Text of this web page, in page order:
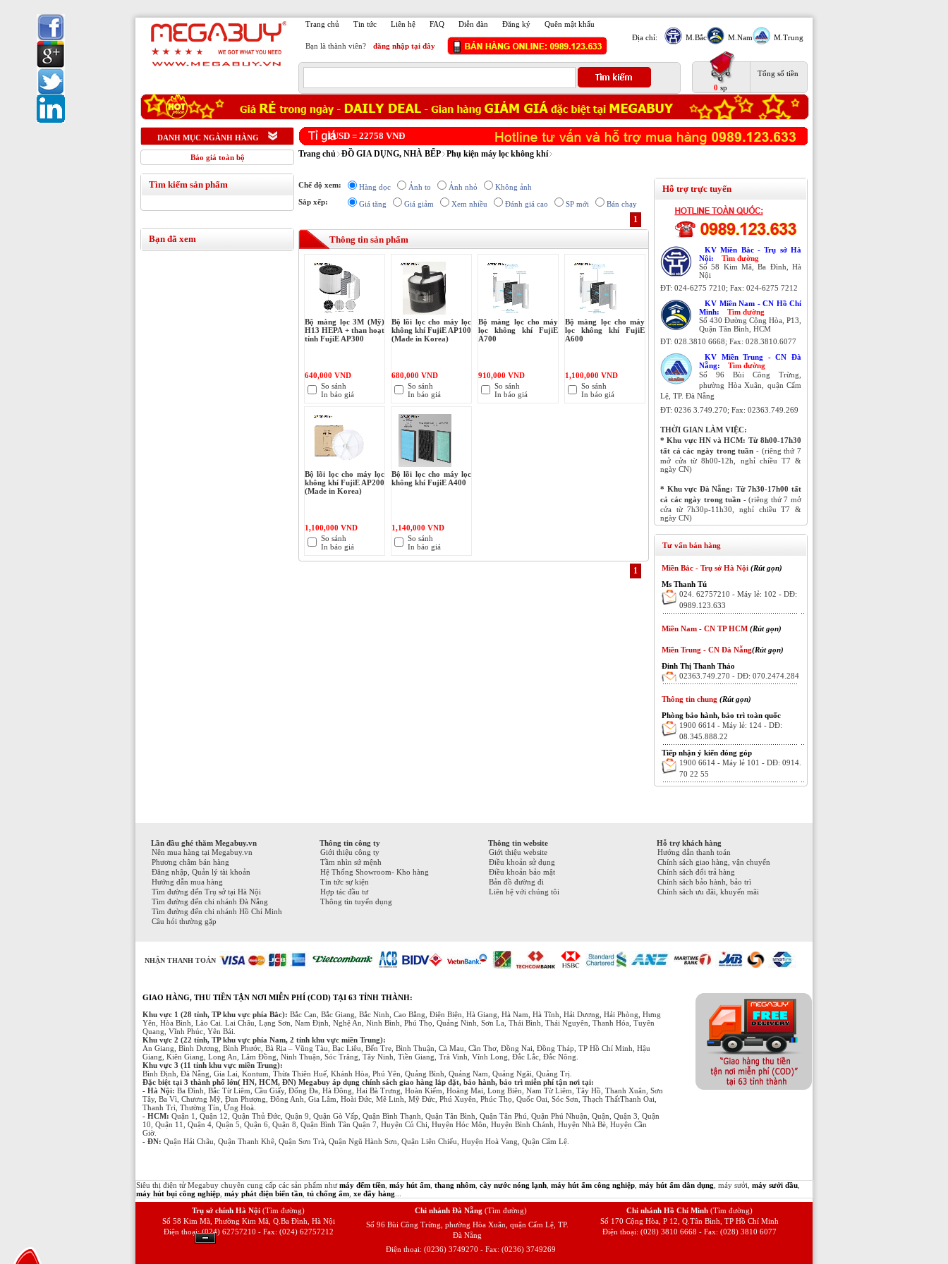
Trang chủ Tin tức Liên hệ FAQ Diễn đàn Đăng ký
Quên mật khẩu
Địa chỉ:
M.Bắc M.Nam
M.Trung
Bạn là thành viên?
đăng nhập tại đây
0 sp
Tổng số tiền
DANH MỤC NGÀNH HÀNG
Báo giá toàn bộ
Tìm kiếm sản phẩm
Bạn đã xem
1USD = 22758 VNĐ
Trang chủ ĐỒ GIA DỤNG, NHÀ BẾP Phụ kiện máy lọc không khí
Chế độ xem: Hàng dọc Ảnh to Ảnh nhỏ
Không ảnh
Sắp xếp:
Giá tăng Giá giảm Xem nhiều Đánh giá cao SP mới Bán chạy
1
Thông tin sản phẩm
Bộ màng lọc 3M (Mỹ)
H13 HEPA + than hoạt
tính FujiE AP300
640,000 VND
So sánh
In báo giá
Bộ lõi lọc cho máy lọc
không khí FujiE AP100
(Made in Korea)
680,000 VND
So sánh
In báo giá
Bộ màng lọc cho máy
lọc không khí FujiE
A700
910,000 VND
So sánh
In báo giá
Bộ màng lọc cho máy
lọc không khí FujiE
A600
1,100,000 VND
So sánh
In báo giá
Bộ lõi lọc cho máy lọc
không khí FujiE AP200
(Made in Korea)
1,100,000 VND
So sánh
In báo giá
Bộ lõi lọc cho máy lọc
không khí FujiE A400
1,140,000 VND
So sánh
In báo giá
1
Hỗ trợ trực tuyến
KV Miền Bắc - Trụ sở Hà
Nội:
Tìm đường
Số 58 Kim Mã, Ba Đình, Hà
Nội
ĐT: 024-6275 7210; Fax: 024-6275 7212
KV Miền Nam - CN Hồ Chí
Minh:
Tìm đường
Số 430 Đường Cộng Hòa, P13,
Quận Tân Bình, HCM
ĐT: 028.3810 6668; Fax: 028.3810.6077
KV Miền Trung - CN Đà
Nẵng:
Tìm đường
Số 96 Bùi Công Trừng,
phường Hòa Xuân, quận Cẩm
Lệ, TP. Đà Nẵng
ĐT: 0236 3.749.270; Fax: 02363.749.269
THỜI GIAN LÀM VIỆC:
* Khu vực HN và HCM: Từ 8h00-17h30
tất cả các ngày trong tuần - (riêng thứ 7
mở cửa từ 8h00-12h, nghỉ chiều T7 &
ngày CN)
* Khu vực Đà Nẵng: Từ 7h30-17h00 tất
cả các ngày trong tuần - (riêng thứ 7 mở
cửa từ 7h30p-11h30, nghỉ chiều T7 &
ngày CN)
Tư vấn bán hàng
Miền Bắc - Trụ sở Hà Nội (Rút gọn)
Ms Thanh Tú
024. 62757210 - Máy lẻ: 102 - DĐ:
0989.123.633
Miền Nam - CN TP HCM (Rút gọn)
Miền Trung - CN Đà Nẵng(Rút gọn)
Đinh Thị Thanh Thảo
02363.749.270 - DĐ: 070.2474.284
Thông tin chung (Rút gọn)
Phòng bảo hành, bảo trì toàn quốc
1900 6614 - Máy lẻ: 124 - DĐ:
08.345.888.22
Tiếp nhận ý kiến đóng góp
1900 6614 - Máy lẻ 101 - DĐ: 0914.
70 22 55
Lần đầu ghé thăm Megabuy.vn
Nên mua hàng tại Megabuy.vn
Phương châm bán hàng
Đăng nhập, Quản lý tài khoản
Hướng dẫn mua hàng
Tìm đường đến Trụ sở tại Hà Nội
Tìm đường đến chi nhánh Đà Nẵng
Tìm đường đến chi nhánh Hồ Chí Minh
Câu hỏi thường gặp
Thông tin công ty
Giới thiệu công ty
Tầm nhìn sứ mệnh
Hệ Thống Showroom- Kho hàng
Tin tức sự kiện
Hợp tác đầu tư
Thông tin tuyển dụng
Thông tin website
Giới thiệu website
Điều khoản sử dụng
Điều khoản bảo mật
Bản đồ đường đi
Liên hệ với chúng tôi
Hỗ trợ khách hàng
Hướng dẫn thanh toán
Chính sách giao hàng, vận chuyển
Chính sách đổi trả hàng
Chính sách bảo hành, bảo trì
Chính sách ưu đãi, khuyến mãi
NHẬN THANH TOÁN
GIAO HÀNG, THU TIỀN TẬN NƠI MIỄN PHÍ (COD) TẠI 63 TỈNH THÀNH:
Khu vực 1 (28 tỉnh, TP khu vực phía Bắc): Bắc Cạn, Bắc Giang, Bắc Ninh, Cao Bằng, Điện Biện, Hà Giang, Hà Nam, Hà Tĩnh, Hải Dương, Hải Phòng, Hưng
Yên, Hòa Bình, Lào Cai. Lai Châu, Lạng Sơn, Nam Định, Nghệ An, Ninh Bình, Phú Thọ, Quảng Ninh, Sơn La, Thái Bình, Thái Nguyên, Thanh Hóa, Tuyên
Quang, Vĩnh Phúc, Yên Bái.
Khu vực 2 (22 tỉnh, TP khu vực phía Nam, 2 tỉnh khu vực miền Trung):
An Giang, Bình Dương, Bình Phước, Bà Rịa – Vũng Tàu, Bạc Liêu, Bến Tre, Bình Thuận, Cà Mau, Cần Thơ, Đồng Nai, Đồng Tháp, TP Hồ Chí Minh, Hậu
Giang, Kiên Giang, Long An, Lâm Đồng, Ninh Thuận, Sóc Trăng, Tây Ninh, Tiền Giang, Trà Vinh, Vĩnh Long, Đắc Lắc, Đắc Nông.
Khu vực 3 (11 tỉnh khu vực miền Trung):
Bình Định, Đà Nẵng, Gia Lai, Kontum, Thừa Thiên Huế, Khánh Hòa, Phú Yên, Quảng Bình, Quảng Nam, Quảng Ngãi, Quảng Trị.
Đặc biệt tại 3 thành phố lớn( HN, HCM, ĐN) Megabuy áp dụng chính sách giao hàng lắp đặt, bảo hành, bảo trì miễn phí tận nơi tại:
- Hà Nội: Ba Đình, Bắc Từ Liêm, Cầu Giấy, Đống Đa, Hà Đông, Hai Bà Trưng, Hoàn Kiếm, Hoàng Mai, Long Biên, Nam Từ Liêm, Tây Hồ, Thanh Xuân, Sơn
Tây, Ba Vì, Chương Mỹ, Đan Phượng, Đông Anh, Gia Lâm, Hoài Đức, Mê Linh, Mỹ Đức, Phú Xuyên, Phúc Thọ, Quốc Oai, Sóc Sơn, Thạch ThấtThanh Oai,
Thanh Trì, Thường Tín, Ứng Hoà.
- HCM: Quận 1, Quận 12, Quận Thủ Đức, Quận 9, Quận Gò Vấp, Quận Bình Thạnh, Quận Tân Bình, Quận Tân Phú, Quận Phú Nhuận, Quận, Quận 3, Quận
10, Quận 11, Quận 4, Quận 5, Quận 6, Quận 8, Quận Bình Tân Quận 7, Huyện Củ Chi, Huyện Hóc Môn, Huyện Bình Chánh, Huyện Nhà Bè, Huyện Cần
Giờ.
- ĐN: Quận Hải Châu, Quận Thanh Khê, Quận Sơn Trà, Quận Ngũ Hành Sơn, Quận Liên Chiểu, Huyện Hoà Vang, Quận Cẩm Lệ.
Siêu thị điện tử Megabuy chuyên cung cấp các sản phẩm nhưmáy đếm tiền máy hút ẩm thang nhôm cây nước nóng lạnh máy hút ẩm công nghiệp máy hút ẩm dân dụng , máy sưởi, máy sưởi dầu
máy hút bụi công nghiệp máy phát điện biến tần tủ chống ẩm xe đẩy hàng
Trụ sở chính Hà Nội (Tìm đường)
Số 58 Kim Mã, Phường Kim Mã, Q.Ba Đình, Hà Nội
Điện thoại: (024) 62757210 - Fax: (024) 62757212
Chi nhánh Hồ Chí Minh (Tìm đường)
Số 170 Cộng Hòa, P 12, Q.Tân Bình, TP Hồ Chí Minh
Điện thoại: (028) 3810 6668 - Fax: (028) 3810 6077
Chi nhánh Đà Nẵng (Tìm đường)
Số 96 Bùi Công Trừng, phường Hòa Xuân, quận Cẩm Lệ, TP.
Đà Nẵng
Điện thoại: (0236) 3749270 - Fax: (0236) 3749269